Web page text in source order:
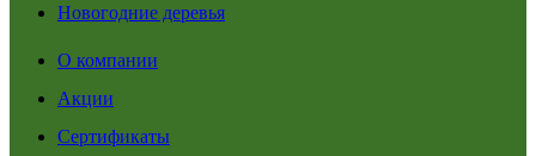
Новогодние деревья
О компании
Акции
Сертификаты